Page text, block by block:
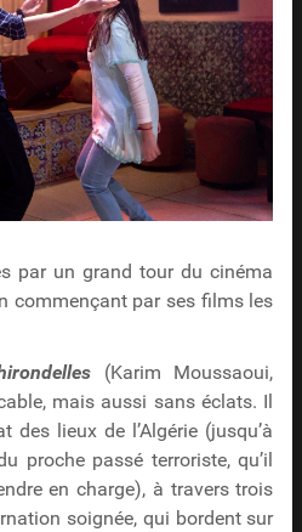
par un grand tour du cinéma
commençant par ses films les
(Karim Moussaoui,
mais aussi sans éclats. Il
des lieux de l’Algérie (jusqu’à
proche passé terroriste, qu’il
en charge), à travers trois
soignée, qui bordent sur